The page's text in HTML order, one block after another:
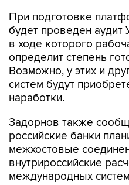
При подготовке
будет проведен
в ходе которого
определит степень
Возможно, у этих и
систем будут
наработки.
Задорнов также
российские банки
межхостовые
внутрироссийские
международных